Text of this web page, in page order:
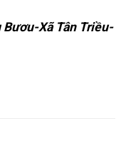
Xã Tân Triều-